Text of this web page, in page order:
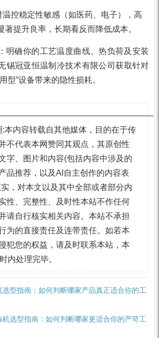
控稳定性敏感（如医药、电子），高
著提升良率，长期看反而降低成本。
明确你的工艺温度曲线、热负荷及安装
锡冠亚恒温制冷技术有限公司获取针对
型”设备带来的隐性损耗。
:本内容转载自其他媒体，目的在于传
不代表本网赞同其观点，其原创性
字、图片和内容(包括内容中涉及的
品推荐，以及AI自主创作的内容表
，对本文以及其中全部或者部分内
性、完整性、及时性本站不作任何
请自行核实相关内容。本站不承担
为的直接责任及连带责任。如若本
犯您的权益，请及时联系本站，本
内处理完毕。
选型指南：如何判断哪家产品真正适合你的工
机选型指南：如何判断哪家更适合你的严苛工